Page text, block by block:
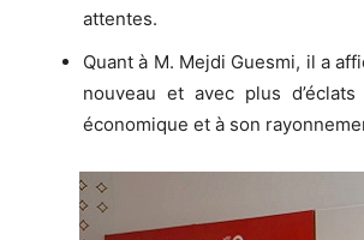
attentes.
Quant à M. Mejdi Guesmi, il a
nouveau et avec plus
économique et à son